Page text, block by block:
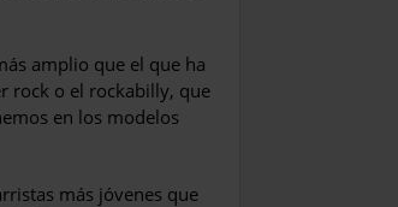
amplio que el que ha
rock o el rockabilly, que
en los modelos
más jóvenes que